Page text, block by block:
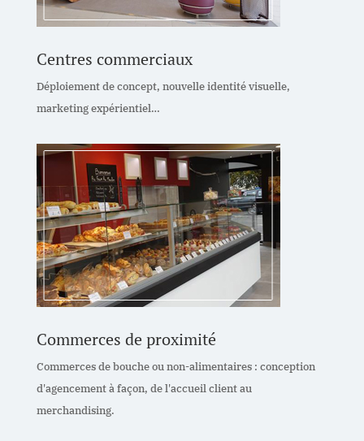
Centres commerciaux
Déploiement de concept, nouvelle identité visuelle,
marketing expérientiel…
Commerces de proximité
Commerces de bouche ou non-alimentaires : conception
d'agencement à façon, de l'accueil client au
merchandising.